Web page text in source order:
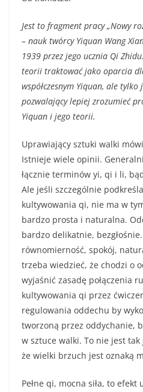
Jest to fragment pracy „Nowy
– nauk twórcy Yiquan Wang
1939 przez jego ucznia Qi
teorii traktować jako oparcia
współczesnym Yiquan, ale
pozwalający lepiej zrozumieć
Yiquan i jego teorii.
Uprawiający sztuki walki
Istnieje wiele opinii.
łącznie terminów yi, qi i li,
Ale jeśli szczególnie
kultywowania qi, nie ma w
bardzo prosta i naturalna.
bardzo delikatnie,
równomierność, spokój,
trzeba wiedzieć, że chodzi o
wyjaśnić zasadę połączenia
kultywowania qi przez
regulowania oddechu by
tworzoną przez oddychanie,
w sztuce walki. To nie jest
że wielki brzuch jest oznaką
Pełne qi, mocna siła, to